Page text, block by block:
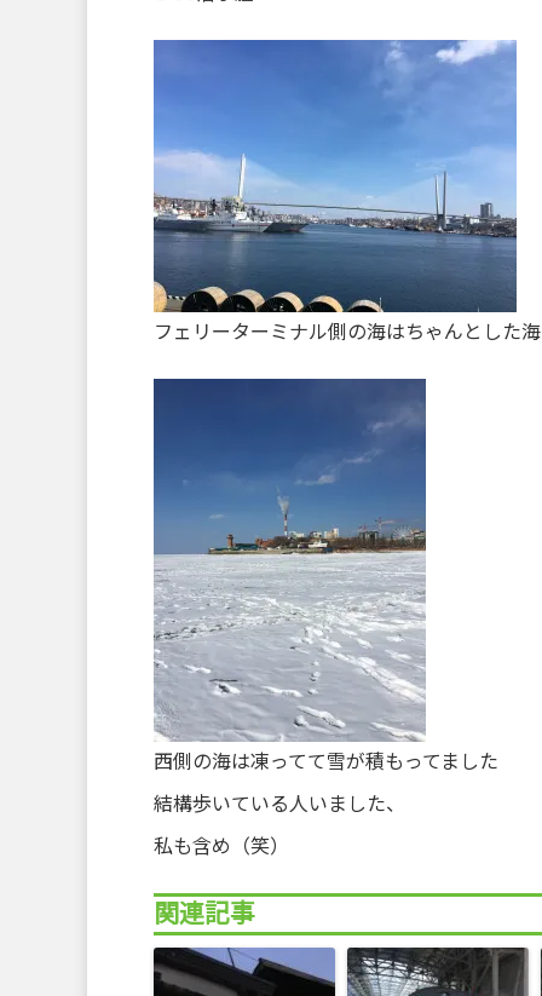
フェリーターミナル側の海はちゃんとした
西側の海は凍ってて雪が積もってました
結構歩いている人いました、
私も含め（笑）
関連記事